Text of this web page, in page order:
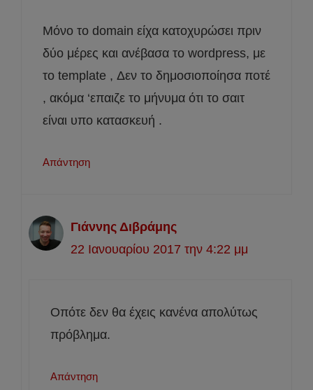
Μόνο το domain είχα κατοχυρώσει πριν
δύο μέρες και ανέβασα το wordpress, με
το template , Δεν το δημοσιοποίησα ποτέ
, ακόμα ‘επαιζε το μήνυμα ότι το σαιτ
είναι υπο κατασκευή .
Απάντηση
Γιάννης Διβράμης
22 Ιανουαρίου 2017 την 4:22 μμ
Οπότε δεν θα έχεις κανένα απολύτως
πρόβλημα.
Απάντηση